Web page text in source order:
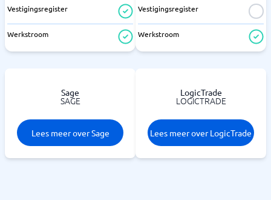
Vestigingsregister
Werkstroom
Vestigingsregister
Werkstroom
Sage
SAGE
Lees meer over Sage
LogicTrade
LOGICTRADE
Lees meer over LogicTrade